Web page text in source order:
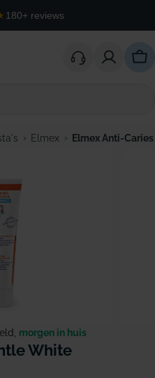
180+ reviews
› Elmex › Elmex Anti-
morgen in huis
White